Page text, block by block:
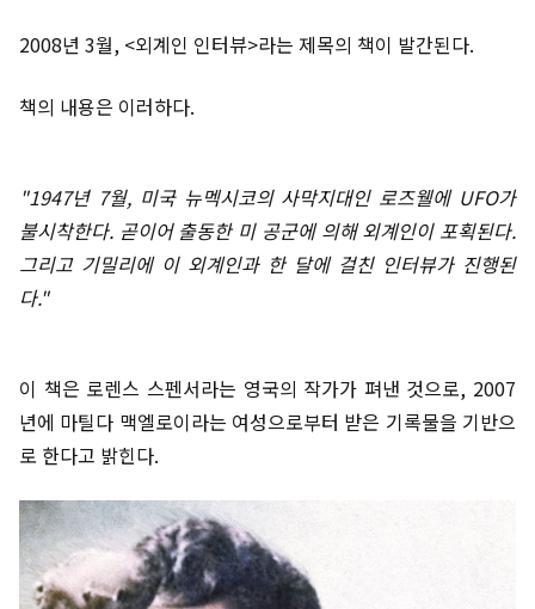
2008년 3월, <외계인 인터뷰>라는 제목의 책이 발간된다.
책의 내용은 이러하다.
"1947년 7월, 미국 뉴멕시코의 사막지대인 로즈웰에 UFO가
불시착한다. 곧이어 출동한 미 공군에 의해 외계인이 포획된다.
그리고 기밀리에 이 외계인과 한 달에 걸친 인터뷰가 진행된
다."
이 책은 로렌스 스펜서라는 영국의 작가가 펴낸 것으로, 2007
년에 마틸다 맥엘로이라는 여성으로부터 받은 기록물을 기반으
로 한다고 밝힌다.